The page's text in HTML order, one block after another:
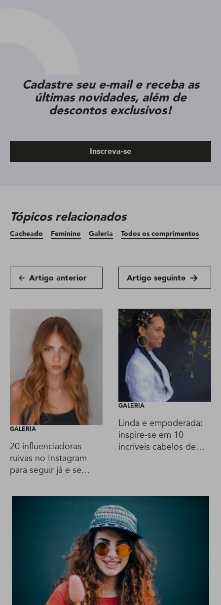
Cadastre seu e-mail e receba as
últimas novidades, além de
descontos exclusivos!
Inscreva-se
Tópicos relacionados
Cacheado Feminino Galeria Todos os comprimentos
Artigo anterior Artigo seguinte
GALERIA
20 influenciadoras
ruivas no Instagram
para seguir já e se
GALERIA
Linda e empoderada:
inspire-se em 10
incríveis cabelos de